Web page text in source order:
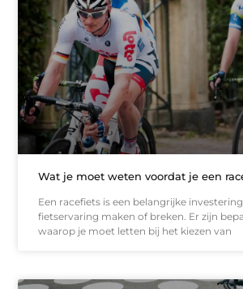
Wat je moet weten voordat je een
Een racefiets is een belangrijke
fietservaring maken of breken. Er zijn
waarop je moet letten bij het kiezen van